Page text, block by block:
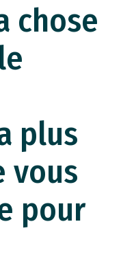
chose
plus
vous
pour